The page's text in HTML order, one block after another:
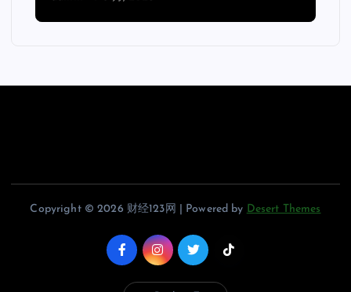
Copyright © 2026 财经123网 | Powered by Desert Themes